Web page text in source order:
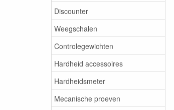
Discounter
Weegschalen
Controlegewichten
Hardheid accessoires
Hardheidsmeter
Mecanische proeven